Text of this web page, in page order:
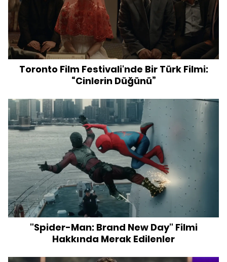
Toronto Film Festivali'nde Bir Türk Filmi:
“Cinlerin Düğünü”
"Spider-Man: Brand New Day" Filmi
Hakkında Merak Edilenler